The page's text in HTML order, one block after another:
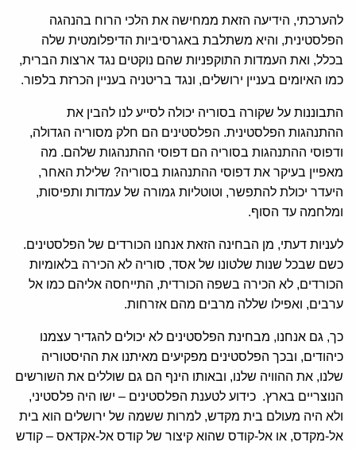
להערכתי, הידיעה הזאת ממחישה את הלכי הרוח בהנהגה
הפלסטינית, והיא משתלבת באגרסיביות הדיפלומטית שלה
בכלל, ואת העמדות התוקפניות שהם נוקטים נגד ארצות הברית,
כמו האיומים בעניין ירושלים, ונגד בריטניה בעניין הכרזת בלפור.
התבוננות על שקורה בסוריה יכולה לסייע לנו להבין את
ההתנהגות הפלסטינית. הפלסטינים הם חלק מסוריה הגדולה,
ודפוסי ההתנהגות בסוריה הם דפוסי ההתנהגות שלהם. מה
מאפיין בעיקר את דפוסי ההתנהגות בסוריה? שלילת האחר,
היעדר יכולת להתפשר, וטוטליות גמורה של עמדות ותפיסות,
ומלחמה עד הסוף.
לעניות דעתי, מן הבחינה הזאת אנחנו הכורדים של הפלסטינים.
כשם שבכל שנות שלטונו של אסד, סוריה לא הכירה בלאומיות
הכורדים, לא הכירה בשפה הכורדית, התייחסה אליהם כמו אל
ערבים, ואפילו שללה מרבים מהם אזרחות.
כך, גם אנחנו, מבחינת הפלסטינים לא יכולים להגדיר עצמנו
כיהודים, ובכך הפלסטינים מפקיעים מאיתנו את ההיסטוריה
שלנו, את ההוויה שלנו, ובאותו הינף הם גם שוללים את השורשים
הנוצריים בארץ. כידוע לטענת הפלסטינים – ישו היה פלסטיני,
ולא היה מעולם בית מקדש, למרות ששמה של ירושלים הוא בית
אל-מקדס, או אל-קודס שהוא קיצור של קודס אל-אקדאס – קודש